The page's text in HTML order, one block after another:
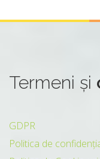
Termeni și
GDPR
Politica de